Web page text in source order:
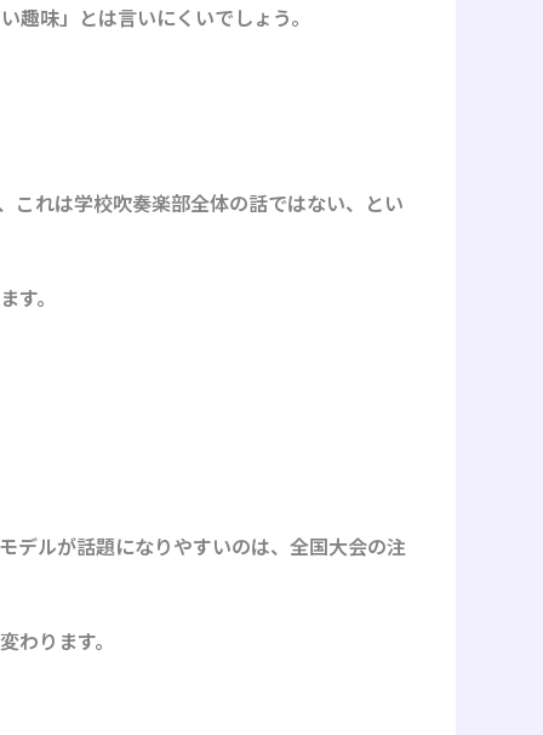
味」とは言いにくいでしょう。
これは学校吹奏楽部全体の話ではない、とい
。
デルが話題になりやすいのは、全国大会の注
ります。